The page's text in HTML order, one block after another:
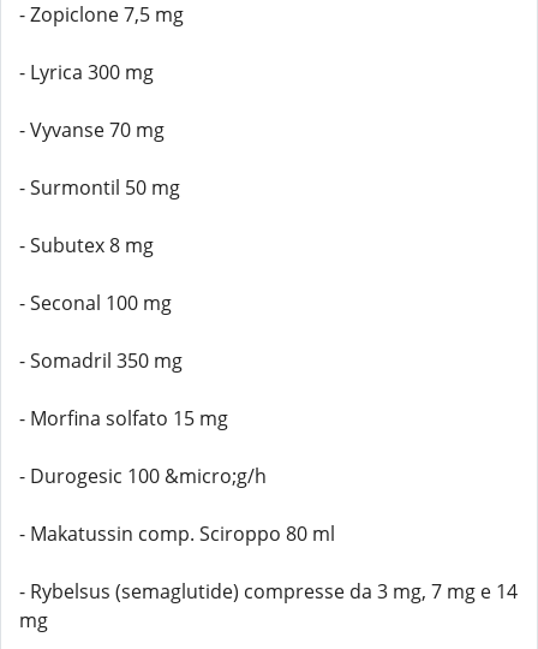
- Zopiclone 7,5 mg
- Lyrica 300 mg
- Vyvanse 70 mg
- Surmontil 50 mg
- Subutex 8 mg
- Seconal 100 mg
- Somadril 350 mg
- Morfina solfato 15 mg
- Durogesic 100 &micro;g/h
- Makatussin comp. Sciroppo 80 ml
- Rybelsus (semaglutide) compresse da 3 mg, 7 mg e 14
mg